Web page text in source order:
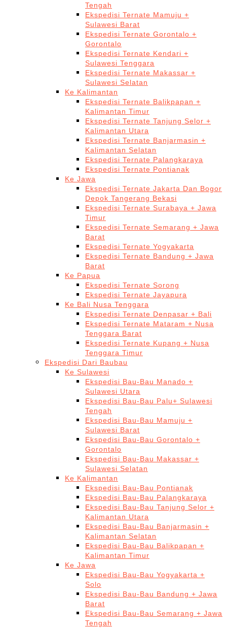
Tengah
Ekspedisi Ternate Mamuju +
Sulawesi Barat
Ekspedisi Ternate Gorontalo +
Gorontalo
Ekspedisi Ternate Kendari +
Sulawesi Tenggara
Ekspedisi Ternate Makassar +
Sulawesi Selatan
Ke Kalimantan
Ekspedisi Ternate Balikpapan +
Kalimantan Timur
Ekspedisi Ternate Tanjung Selor +
Kalimantan Utara
Ekspedisi Ternate Banjarmasin +
Kalimantan Selatan
Ekspedisi Ternate Palangkaraya
Ekspedisi Ternate Pontianak
Ke Jawa
Ekspedisi Ternate Jakarta Dan Bogor
Depok Tangerang Bekasi
Ekspedisi Ternate Surabaya + Jawa
Timur
Ekspedisi Ternate Semarang + Jawa
Barat
Ekspedisi Ternate Yogyakarta
Ekspedisi Ternate Bandung + Jawa
Barat
Ke Papua
Ekspedisi Ternate Sorong
Ekspedisi Ternate Jayapura
Ke Bali Nusa Tenggara
Ekspedisi Ternate Denpasar + Bali
Ekspedisi Ternate Mataram + Nusa
Tenggara Barat
Ekspedisi Ternate Kupang + Nusa
Tenggara Timur
Ekspedisi Dari Baubau
Ke Sulawesi
Ekspedisi Bau-Bau Manado +
Sulawesi Utara
Ekspedisi Bau-Bau Palu+ Sulawesi
Tengah
Ekspedisi Bau-Bau Mamuju +
Sulawesi Barat
Ekspedisi Bau-Bau Gorontalo +
Gorontalo
Ekspedisi Bau-Bau Makassar +
Sulawesi Selatan
Ke Kalimantan
Ekspedisi Bau-Bau Pontianak
Ekspedisi Bau-Bau Palangkaraya
Ekspedisi Bau-Bau Tanjung Selor +
Kalimantan Utara
Ekspedisi Bau-Bau Banjarmasin +
Kalimantan Selatan
Ekspedisi Bau-Bau Balikpapan +
Kalimantan Timur
Ke Jawa
Ekspedisi Bau-Bau Yogyakarta +
Solo
Ekspedisi Bau-Bau Bandung + Jawa
Barat
Ekspedisi Bau-Bau Semarang + Jawa
Tengah